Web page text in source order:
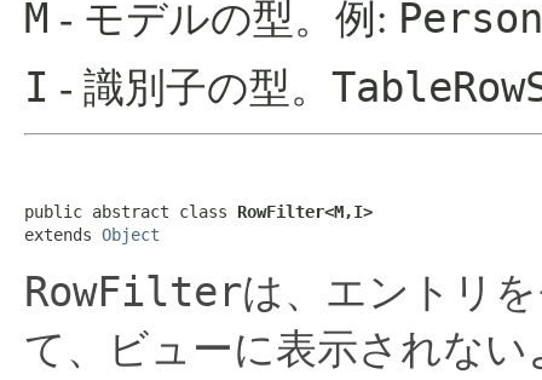
M - モデルの型。例:
I - 識別子の型。
public abstract class RowFilter<M,I>
extends Object
RowFilterは、エントリ
て、ビューに表示されな